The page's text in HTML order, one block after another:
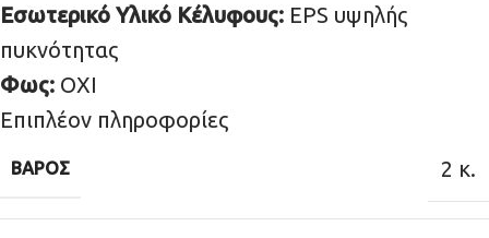
Εσωτερικό Υλικό Κέλυφους: EPS υψηλής
πυκνότητας
Φως: ΟΧΙ
Επιπλέον πληροφορίες
ΒΆΡΟΣ 2 κ.